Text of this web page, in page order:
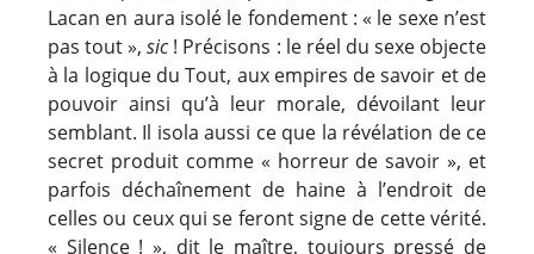
Lacan en aura isolé le fondement : « le sexe n’est
pas tout »,sic! Précisons : le réel du sexe objecte
à la logique du Tout, aux empires de savoir et de
pouvoir ainsi qu’à leur morale, dévoilant leur
semblant. Il isola aussi ce que la révélation de ce
secret produit comme « horreur de savoir », et
parfois déchaînement de haine à l’endroit de
celles ou ceux qui se feront signe de cette vérité.
« Silence ! », dit le maître, toujours pressé de